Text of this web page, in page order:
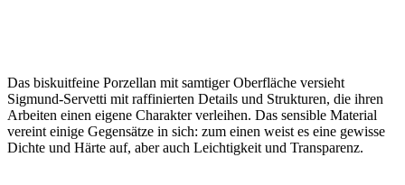
Das biskuitfeine Porzellan mit samtiger Oberfläche versieht
Sigmund-Servetti mit raffinierten Details und Strukturen, die ihren
Arbeiten einen eigene Charakter verleihen. Das sensible Material
vereint einige Gegensätze in sich: zum einen weist es eine gewisse
Dichte und Härte auf, aber auch Leichtigkeit und Transparenz.